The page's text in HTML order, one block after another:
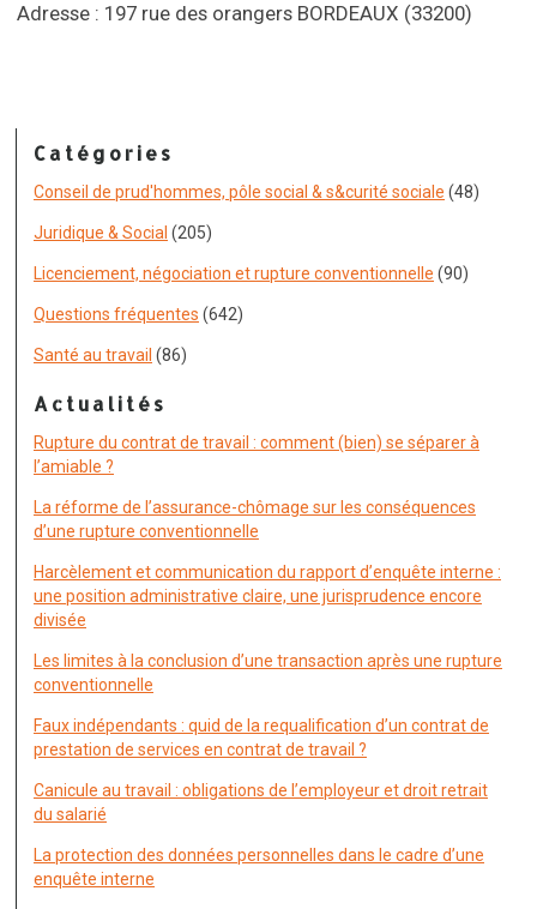
Adresse : 197 rue des orangers BORDEAUX (33200)
Catégories
Conseil de prud'hommes, pôle social & s&curité sociale (48)
Juridique & Social (205)
Licenciement, négociation et rupture conventionnelle (90)
Questions fréquentes (642)
Santé au travail (86)
Actualités
Rupture du contrat de travail : comment (bien) se séparer à
l’amiable ?
La réforme de l’assurance-chômage sur les conséquences
d’une rupture conventionnelle
Harcèlement et communication du rapport d’enquête interne :
une position administrative claire, une jurisprudence encore
divisée
Les limites à la conclusion d’une transaction après une rupture
conventionnelle
Faux indépendants : quid de la requalification d’un contrat de
prestation de services en contrat de travail ?
Canicule au travail : obligations de l’employeur et droit retrait
du salarié
La protection des données personnelles dans le cadre d’une
enquête interne